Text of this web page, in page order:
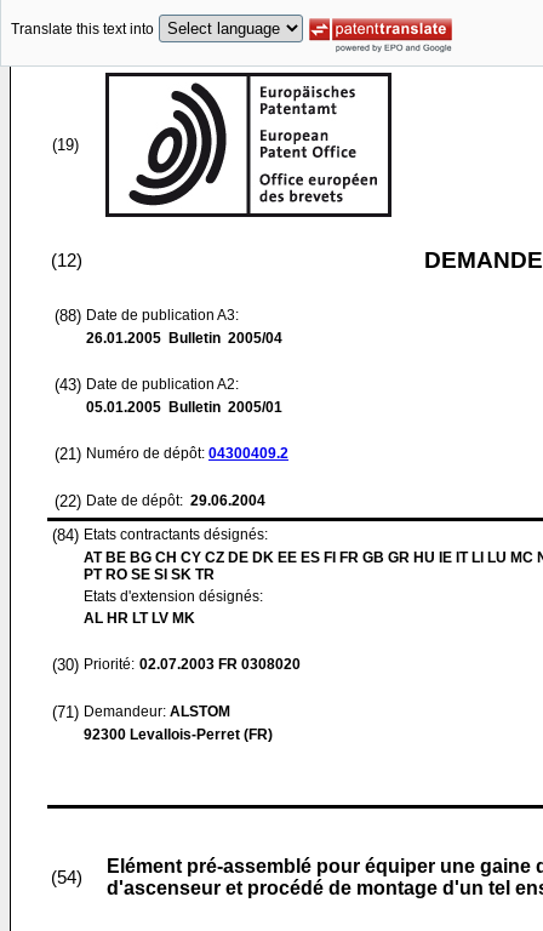
Translate this text into
(19)
(12)
(88) Date de publication A3:
26.01.2005 Bulletin 2005/04
(43) Date de publication A2:
05.01.2005 Bulletin 2005/01
(21) Numéro de dépôt: 04300409.2
(22) Date de dépôt: 29.06.2004
(84) Etats contractants désignés:
AT BE BG CH CY CZ DE DK EE ES FI FR GB GR HU IE IT LI LU MC
PT RO SE SI SK TR
Etats d'extension désignés:
AL HR LT LV MK
(30) Priorité: 02.07.2003 FR 0308020
(71) Demandeur: ALSTOM
92300 Levallois-Perret (FR)
(54)
Elément pré-assemblé pour équiper une
d'ascenseur et procédé de montage d'un tel